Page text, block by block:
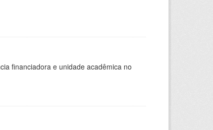
financiadora e unidade acadêmica no